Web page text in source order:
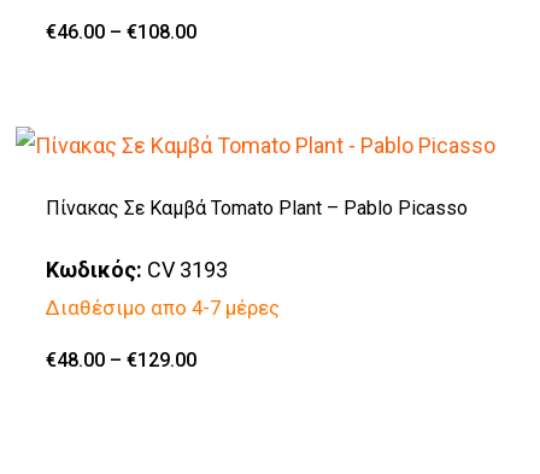
μπορούν
στη
του
προϊόντος
€46.00 – €108.00Price
Αυτό
έχει
πολλαπλές
Οι
επιλογές
μπορούν
Πίνακας Σε Καμβά Tomato Plant – Pablo Picasso
Κωδικός: CV 3193
Διαθέσιμο απο 4-7 μέρες
€48.00 – €129.00Price
Αυτό